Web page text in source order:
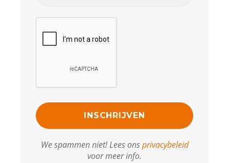
We spammen niet! Lees onsprivacybeleid
voor meer info.